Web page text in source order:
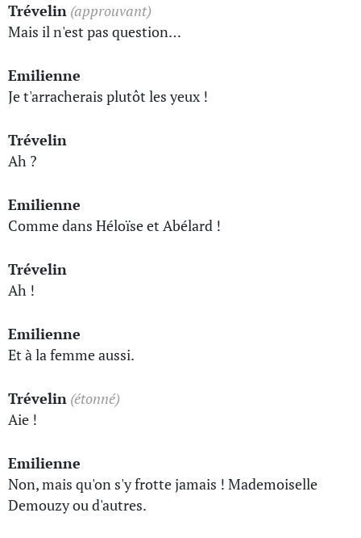
Trévelin (approuvant)
Mais il n'est pas question…
Emilienne
Je t'arracherais plutôt les yeux !
Trévelin
Ah ?
Emilienne
Comme dans Héloïse et Abélard !
Trévelin
Ah !
Emilienne
Et à la femme aussi.
Trévelin (étonné)
Aie !
Emilienne
Non, mais qu'on s'y frotte jamais ! Mademoiselle
Demouzy ou d'autres.